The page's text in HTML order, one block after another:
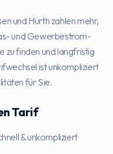
und Hürth zahlen mehr,
und Gewerbestrom-
zu finden und langfristig
ist unkompliziert
für Sie.
Tarif
& unkompliziert